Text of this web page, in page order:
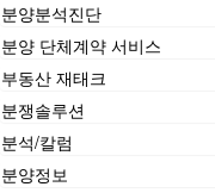
분양분석진단
분양 단체계약 서비스
부동산 재태크
분쟁솔루션
분석/칼럼
분양정보